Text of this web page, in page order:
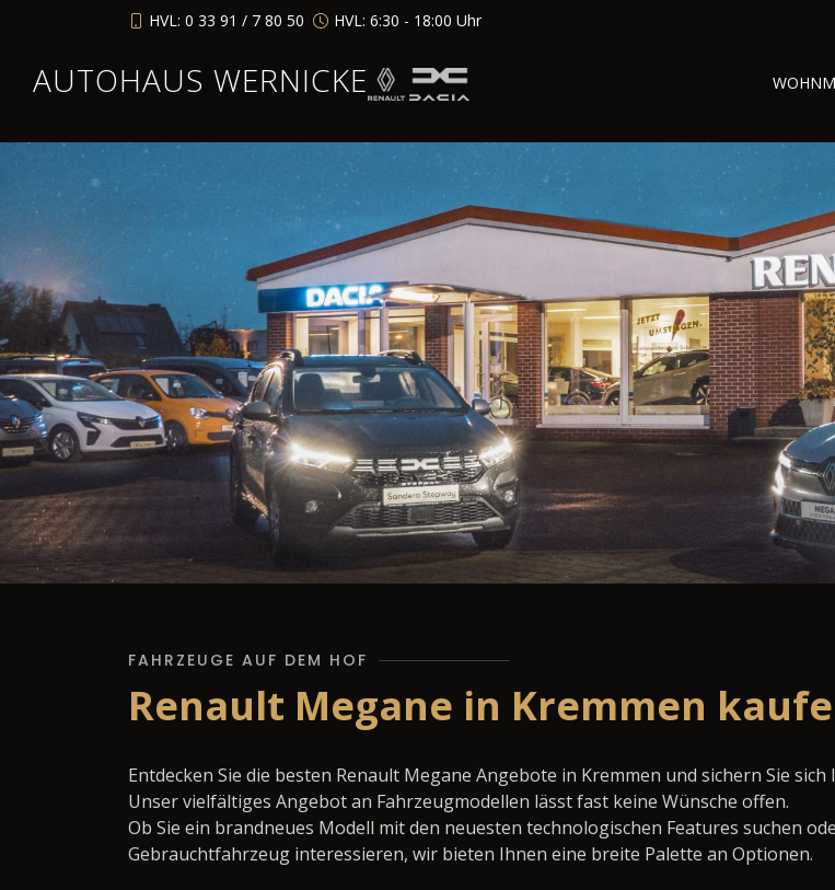
HVL: 0 33 91 / 7 80 50 HVL: 6:30 - 18:00 Uhr
AUTOHAUS WERNICKE
FAHRZEUGE AUF DEM HOF
Renault Megane in Kremmen
Entdecken Sie die besten Renault Megane Angebote in Kremmen und sichern Sie
Unser vielfältiges Angebot an Fahrzeugmodellen lässt fast keine Wünsche offen.
Ob Sie ein brandneues Modell mit den neuesten technologischen Features suchen
Gebrauchtfahrzeug interessieren, wir bieten Ihnen eine breite Palette an Optionen.